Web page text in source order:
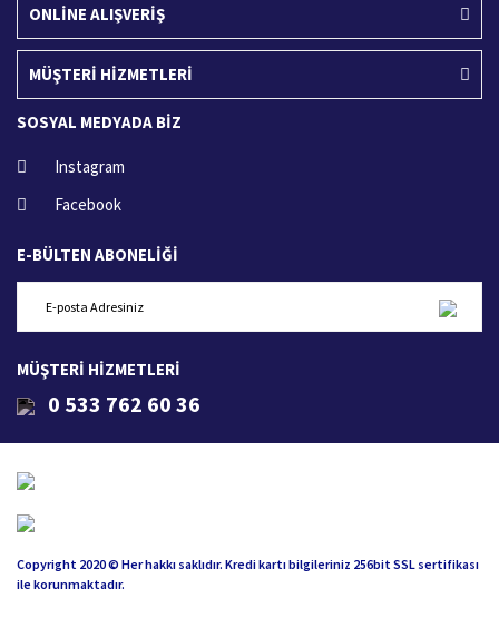
ONLİNE ALIŞVERİŞ
MÜŞTERİ HİZMETLERİ
SOSYAL MEDYADA BİZ
Instagram
Facebook
E-BÜLTEN ABONELİĞİ
MÜŞTERİ HİZMETLERİ
0 533 762 60 36
Copyright 2020 © Her hakkı saklıdır. Kredi kartı bilgileriniz 256bit SSL sertifikası
ile korunmaktadır.